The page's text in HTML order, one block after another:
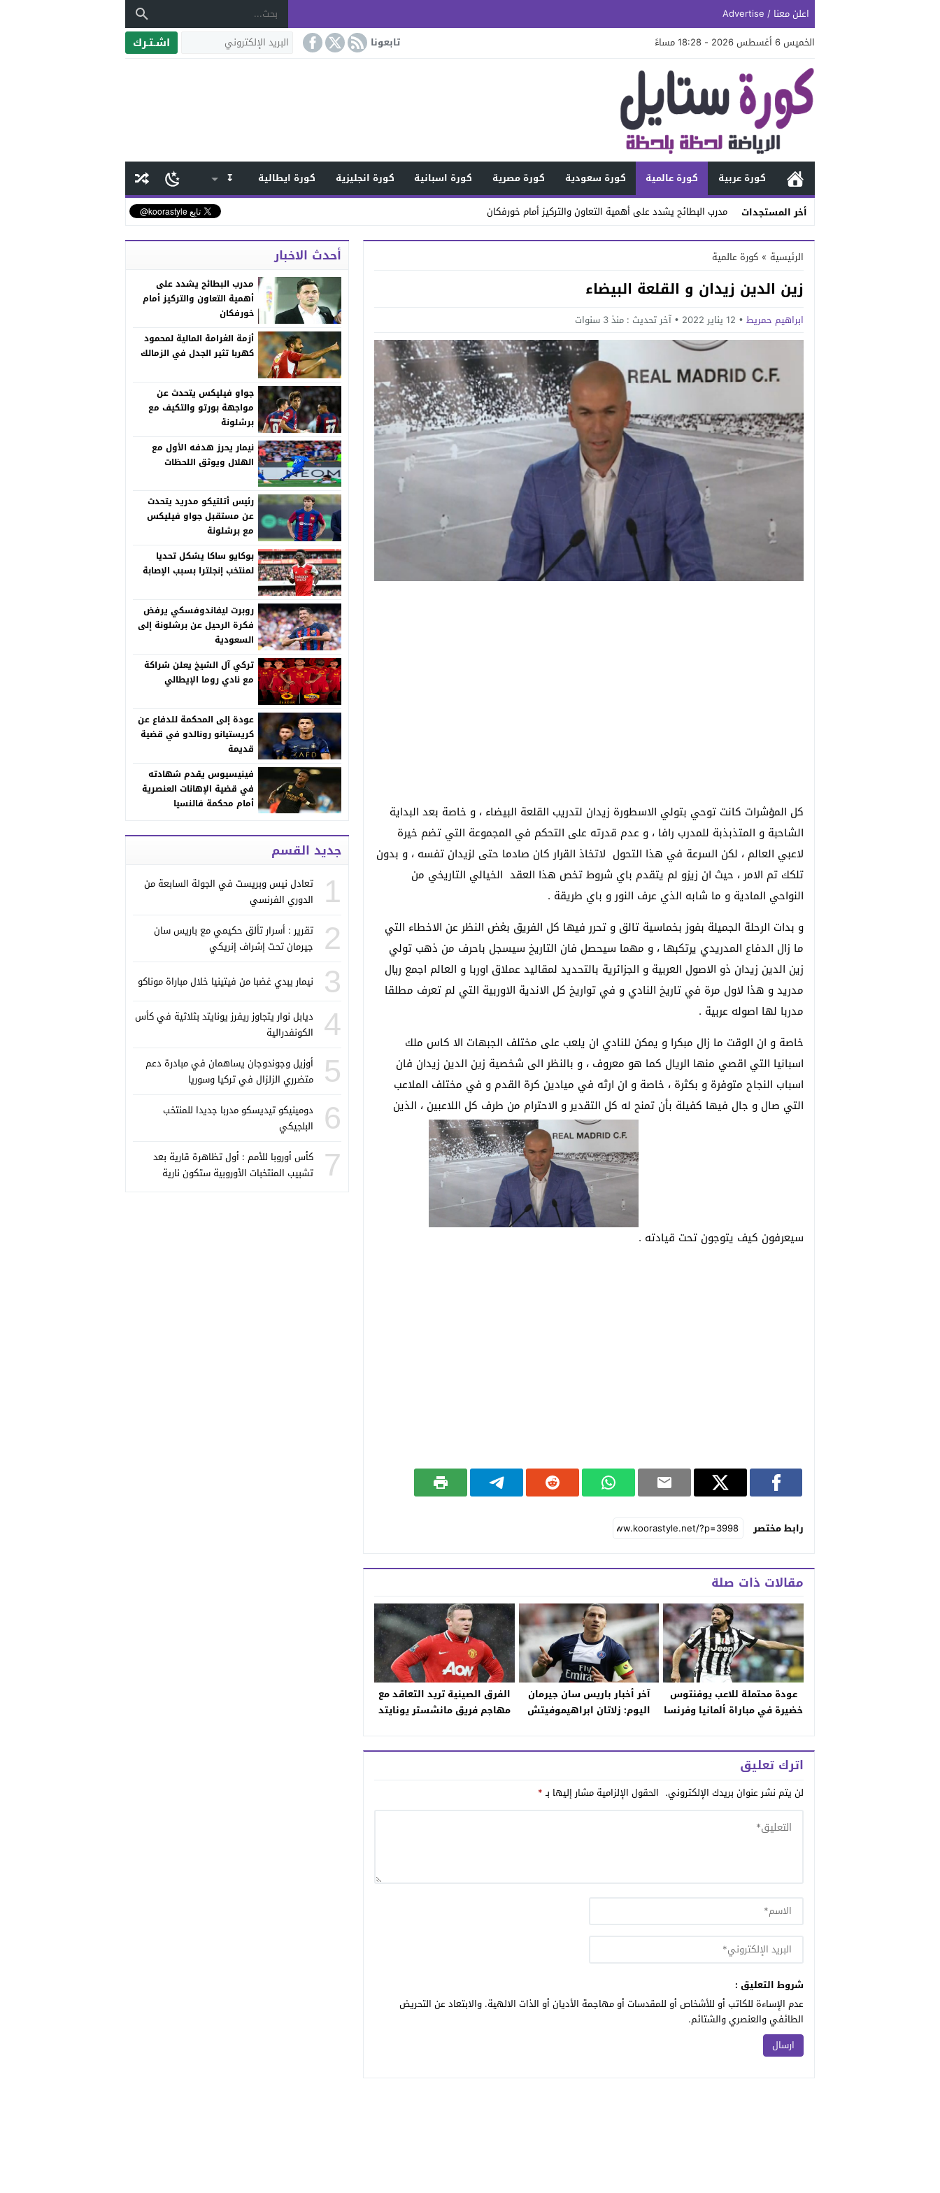
اعلن معنا / Advertise
الخميس 6 أغسطس 2026 - 18:28 مساءً
تابعونا اشـتـرك
كورة عربية كورة عالمية كورة سعودية كورة مصرية كورة اسبانية كورة انجليزية كورة ايطالية
↧
أخر المستجدات
مدرب البطائح يشدد على أهمية التعاون والتركيز أمام خورفكان
Stop
Previous
Next
الرئيسية » كورة عالمية
زين الدين زيدان و القلعة البيضاء
ابراهيم حمريط 12 يناير 2022 آخر تحديث : منذ 3 سنوات
كل المؤشرات كانت توحي بتولي الاسطورة زيدان لتدريب القلعة البيضاء ، و خاصة بعد البداية
الشاحبة و المتذبذبة للمدرب رافا ، و عدم قدرته على التحكم في المجموعة التي تضم خيرة
لاعبي العالم ، لكن السرعة في هذا التحول لاتخاذ القرار كان صادما حتى لزيدان تفسه ، و بدون
تلكك تم الامر ، حيث ان زيزو لم يتقدم باي شروط تخص هذا العقد الخيالي التاريخي من
النواحي المادية و ما شابه الذي عرف النور و باي طريقة .
و بدات الرحلة الجميلة بفوز بخماسية تالق و تحرر فيها كل الفريق بغض النظر عن الاخطاء التي
ما زال الدفاع المدريدي يرتكبها ، و مهما سيحصل فان التاريخ سيسجل باحرف من ذهب تولي
زين الدين زيدان ذو الاصول العربية و الجزائرية بالتحديد لمقاليد عملاق اوربا و العالم اجمع ريال
مدريد و هذا لاول مرة في تاريخ النادي و في تواريخ كل الاندية الاوربية التي لم تعرف مطلقا
مدربا لها اصوله عربية .
خاصة و ان الوقت ما زال مبكرا و يمكن للنادي ان يلعب على مختلف الجبهات الا كاس ملك
اسبانيا التي اقصي منها الريال كما هو معروف ، و بالنظر الى شخصية زين الدين زيدان فان
اسباب النجاح متوفرة و بكثرة ، خاصة و ان ارثه في ميادين كرة القدم و في مختلف الملاعب
التي صال و جال فيها كفيلة بأن تمنح له كل التقدير و الاحترام من طرف كل اللاعبين ، الذين
سيعرفون كيف يتوجون تحت قيادته .
رابط مختصر
مقالات ذات صلة
عودة محتملة للاعب يوفنتوس
خضيرة في مباراة ألمانيا وفرنسا
آخر أخبار باريس سان جيرمان
اليوم: زلاتان ابراهيموفيتش
الفرق الصينية تريد التعاقد مع
مهاجم فريق مانشستر يونايتد
اترك تعليق
لن يتم نشر عنوان بريدك الإلكتروني. الحقول الإلزامية مشار إليها بـ*
شروط التعليق :
عدم الإساءة للكاتب أو للأشخاص أو للمقدسات أو مهاجمة الأديان أو الذات الالهية. والابتعاد عن التحريض
الطائفي والعنصري والشتائم.
أحدث الاخبار
مدرب البطائح يشدد على
أهمية التعاون والتركيز أمام
خورفكان
أزمة الغرامة المالية لمحمود
كهربا تثير الجدل في الزمالك
جواو فيليكس يتحدث عن
مواجهة بورتو والتكيف مع
برشلونة
نيمار يحرز هدفه الأول مع
الهلال ويوثق اللحظات
رئيس أتلتيكو مدريد يتحدث
عن مستقبل جواو فيليكس
مع برشلونة
بوكايو ساكا يشكل تحديا
لمنتخب إنجلترا بسبب الإصابة
روبرت ليفاندوفسكي يرفض
فكرة الرحيل عن برشلونة إلى
السعودية
تركي آل الشيخ يعلن شراكة
مع نادي روما الإيطالي
عودة إلى المحكمة للدفاع عن
كريستيانو رونالدو في قضية
قديمة
فينيسيوس يقدم شهادته
في قضية الإهانات العنصرية
أمام محكمة فالنسيا
جديد القسم
1
تعادل نيس وبريست في الجولة السابعة من
الدوري الفرنسي
2
تقرير : أسرار تألق حكيمي مع باريس سان
جيرمان تحت إشراف إنريكي
3 نيمار يبدي غضبا من فيتينيا خلال مباراة موناكو
4
ديابل نوار يتجاوز ريفرز يونايتد بثلاثية في كأس
الكونفدرالية
5
أوزيل وجوندوجان يساهمان في مبادرة دعم
متضرري الزلزال في تركيا وسوريا
6
دومينيكو تيديسكو مدربا جديدا للمنتخب
البلجيكي
7
كأس أوروبا للأمم : أول تظاهرة قارية بعد
تشبيب المنتخبات الأوروبية ستكون نارية